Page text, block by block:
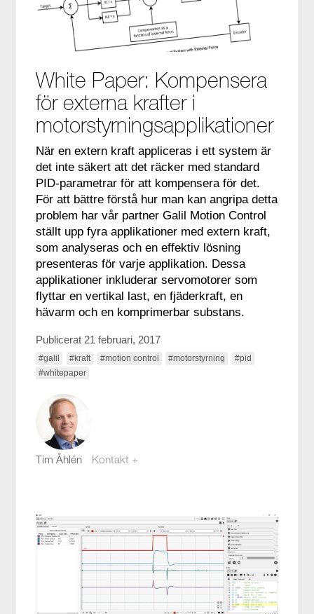
White Paper: Kompensera
för externa krafter i
motorstyrningsapplikationer
När en extern kraft appliceras i ett system är
det inte säkert att det räcker med standard
PID-parametrar för att kompensera för det.
För att bättre förstå hur man kan angripa detta
problem har vår partner Galil Motion Control
ställt upp fyra applikationer med extern kraft,
som analyseras och en effektiv lösning
presenteras för varje applikation. Dessa
applikationer inkluderar servomotorer som
flyttar en vertikal last, en fjäderkraft, en
hävarm och en komprimerbar substans.
Publicerat 21 februari, 2017
#galil #kraft #motion control #motorstyrning
#pid
#whitepaper
Tim Åhlén Kontakt +